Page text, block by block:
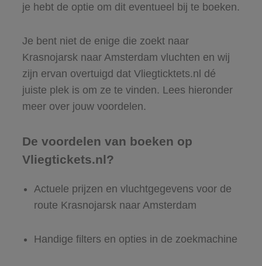
je hebt de optie om dit eventueel bij te boeken.
Je bent niet de enige die zoekt naar
Krasnojarsk naar Amsterdam vluchten en wij
zijn ervan overtuigd dat Vliegticktets.nl dé
juiste plek is om ze te vinden. Lees hieronder
meer over jouw voordelen.
De voordelen van boeken op
Vliegtickets.nl?
Actuele prijzen en vluchtgegevens voor de
route Krasnojarsk naar Amsterdam
Handige filters en opties in de zoekmachine